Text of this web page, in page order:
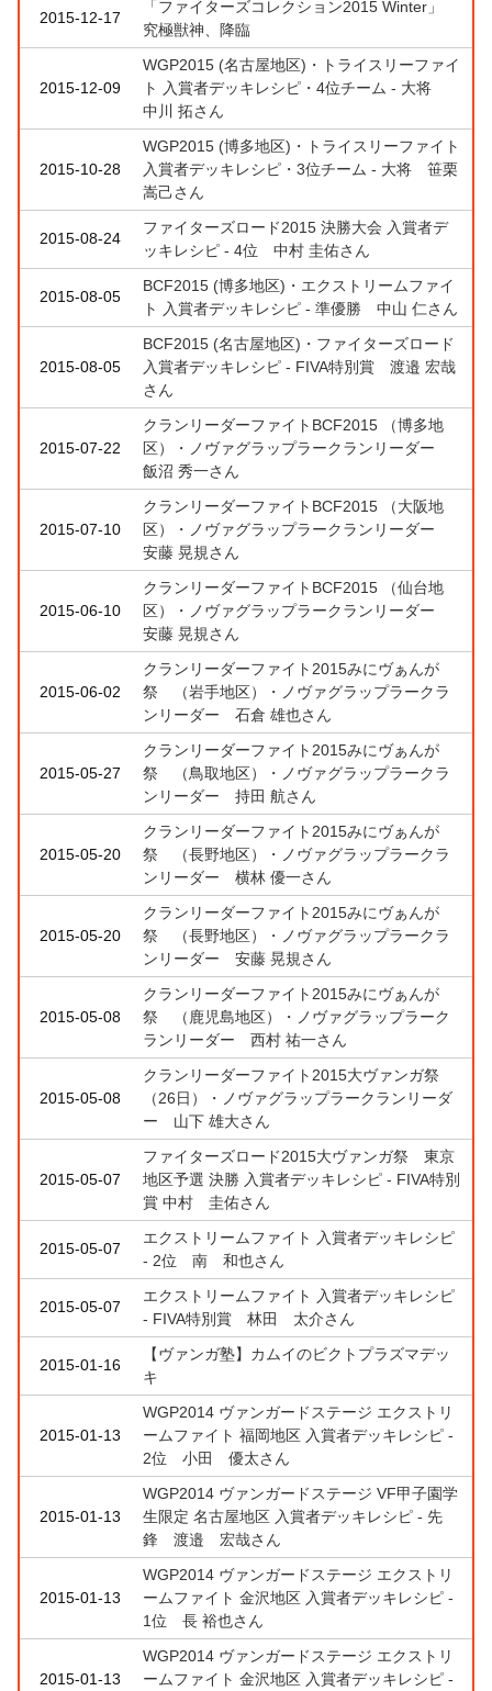
2015-12-17
「ファイターズコレクション2015 Winter」
究極獣神、降臨
2015-12-09
WGP2015 (名古屋地区)・トライスリーファイ
ト 入賞者デッキレシピ・4位チーム - 大将
中川 拓さん
2015-10-28
WGP2015 (博多地区)・トライスリーファイト
入賞者デッキレシピ・3位チーム - 大将 笹栗
嵩己さん
2015-08-24
ファイターズロード2015 決勝大会 入賞者デ
ッキレシピ - 4位 中村 圭佑さん
2015-08-05
BCF2015 (博多地区)・エクストリームファイ
ト 入賞者デッキレシピ - 準優勝 中山 仁さん
2015-08-05
BCF2015 (名古屋地区)・ファイターズロード
入賞者デッキレシピ - FIVA特別賞 渡邉 宏哉
さん
2015-07-22
クランリーダーファイトBCF2015 （博多地
区）・ノヴァグラップラークランリーダー
飯沼 秀一さん
2015-07-10
クランリーダーファイトBCF2015 （大阪地
区）・ノヴァグラップラークランリーダー
安藤 晃規さん
2015-06-10
クランリーダーファイトBCF2015 （仙台地
区）・ノヴァグラップラークランリーダー
安藤 晃規さん
2015-06-02
クランリーダーファイト2015みにヴぁんが
祭 （岩手地区）・ノヴァグラップラークラ
ンリーダー 石倉 雄也さん
2015-05-27
クランリーダーファイト2015みにヴぁんが
祭 （鳥取地区）・ノヴァグラップラークラ
ンリーダー 持田 航さん
2015-05-20
クランリーダーファイト2015みにヴぁんが
祭 （長野地区）・ノヴァグラップラークラ
ンリーダー 横林 優一さん
2015-05-20
クランリーダーファイト2015みにヴぁんが
祭 （長野地区）・ノヴァグラップラークラ
ンリーダー 安藤 晃規さん
2015-05-08
クランリーダーファイト2015みにヴぁんが
祭 （鹿児島地区）・ノヴァグラップラーク
ランリーダー 西村 祐一さん
2015-05-08
クランリーダーファイト2015大ヴァンガ祭
（26日）・ノヴァグラップラークランリーダ
ー 山下 雄大さん
2015-05-07
ファイターズロード2015大ヴァンガ祭 東京
地区予選 決勝 入賞者デッキレシピ - FIVA特別
賞 中村 圭佑さん
2015-05-07
エクストリームファイト 入賞者デッキレシピ
- 2位 南 和也さん
2015-05-07
エクストリームファイト 入賞者デッキレシピ
- FIVA特別賞 林田 太介さん
2015-01-16
【ヴァンガ塾】カムイのビクトプラズマデッ
キ
2015-01-13
WGP2014 ヴァンガードステージ エクストリ
ームファイト 福岡地区 入賞者デッキレシピ -
2位 小田 優太さん
2015-01-13
WGP2014 ヴァンガードステージ VF甲子園学
生限定 名古屋地区 入賞者デッキレシピ - 先
鋒 渡邉 宏哉さん
2015-01-13
WGP2014 ヴァンガードステージ エクストリ
ームファイト 金沢地区 入賞者デッキレシピ -
1位 長 裕也さん
2015-01-13
WGP2014 ヴァンガードステージ エクストリ
ームファイト 金沢地区 入賞者デッキレシピ -